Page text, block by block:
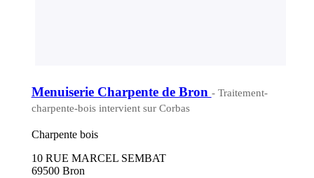
Menuiserie Charpente de Bron - Traitement-
charpente-bois intervient sur Corbas
Charpente bois
10 RUE MARCEL SEMBAT
69500 Bron